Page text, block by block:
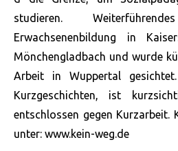
studieren.
Erwachsenenbildung in
Mönchengladbach und wurde
Arbeit in Wuppertal
Kurzgeschichten, ist
entschlossen gegen Kurzarbeit.
unter: www.kein-weg.de